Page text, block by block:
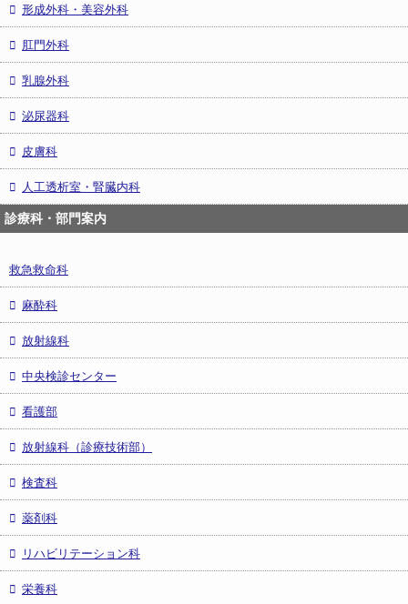
形成外科・美容外科
肛門外科
乳腺外科
泌尿器科
皮膚科
人工透析室・腎臓内科
診療科・部門案内
救急救命科
麻酔科
放射線科
中央検診センター
看護部
放射線科（診療技術部）
検査科
薬剤科
リハビリテーション科
栄養科